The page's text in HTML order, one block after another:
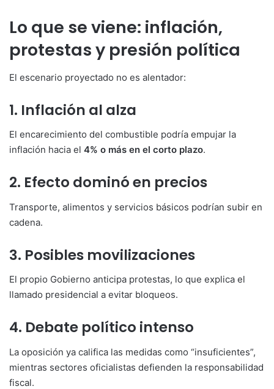
Lo que se viene: inflación,
protestas y presión política
El escenario proyectado no es alentador:
1. Inflación al alza
El encarecimiento del combustible podría empujar la
inflación hacia el 4% o más en el corto plazo.
2. Efecto dominó en precios
Transporte, alimentos y servicios básicos podrían subir en
cadena.
3. Posibles movilizaciones
El propio Gobierno anticipa protestas, lo que explica el
llamado presidencial a evitar bloqueos.
4. Debate político intenso
La oposición ya califica las medidas como “insuficientes”,
mientras sectores oficialistas defienden la responsabilidad
fiscal.